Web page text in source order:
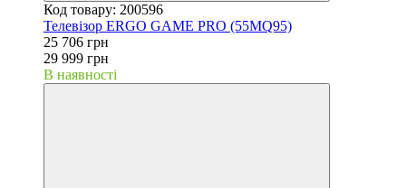
Код товару: 200596
Телевізор ERGO GAME PRO (55MQ95)
25 706 грн
29 999 грн
В наявності